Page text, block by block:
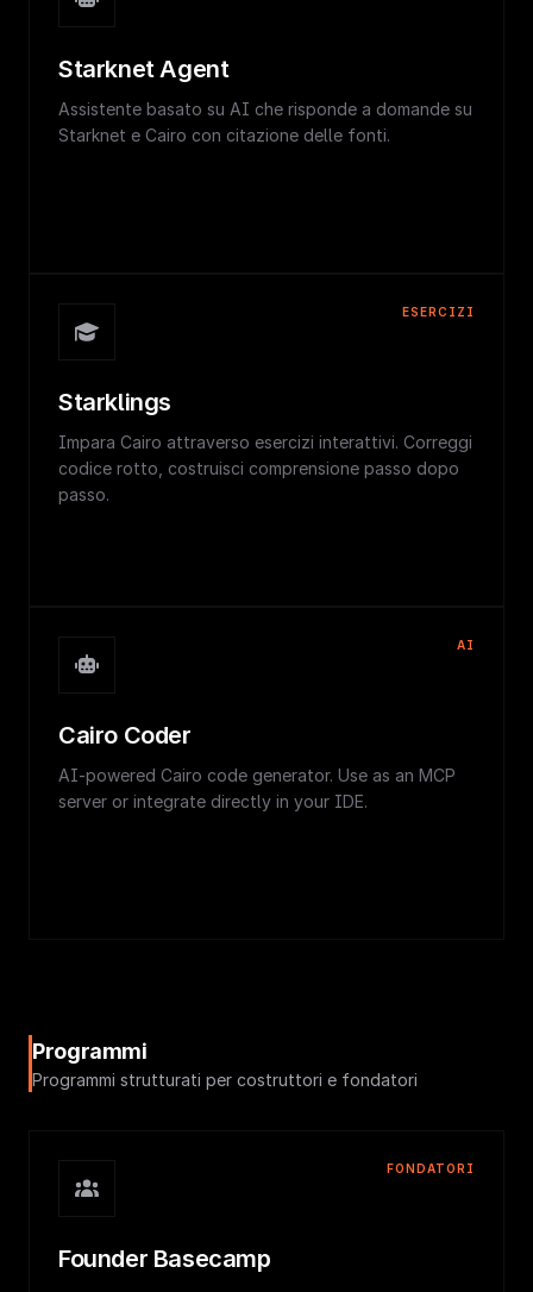
Starknet Agent
Assistente basato su AI che risponde a domande su
Starknet e Cairo con citazione delle fonti.
ESERCIZI
Starklings
Impara Cairo attraverso esercizi interattivi. Correggi
codice rotto, costruisci comprensione passo dopo
passo.
AI
Cairo Coder
AI-powered Cairo code generator. Use as an MCP
server or integrate directly in your IDE.
Programmi
Programmi strutturati per costruttori e fondatori
FONDATORI
Founder Basecamp